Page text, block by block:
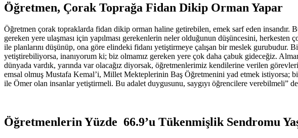
Öğretmen, Çorak Toprağa Fidan Dikip Orman Yapar
Öğretmen çorak topraklarda fidan dikip orman haline getirebilen, emek sarf eden insandır.
gereken yere ulaşması için yapılması gerekenlerin neler olduğunun düşüncesini,
ile planlarını düşünüp, ona göre elindeki fidanı yetiştirmeye çalışan bir meslek
yetiştirebiliyorsa, inanıyorum ki; biz olmamız gereken yere çok daha çabuk gideceğiz.
dünyada vardık, yarında var olacağız diyorsak, öğretmenlerimiz kendilerine verilen
emsal olmuş Mustafa Kemal’i, Millet Mekteplerinin Baş Öğretmenini yad etmek istiyorsa;
ile Ömer olan insanlar yetiştirmeli. Bu adalet duygusunu, saygıyı öğrencilere verebilmeli”
Öğretmenlerin Yüzde 66.9’u Tükenmişlik Sendromu